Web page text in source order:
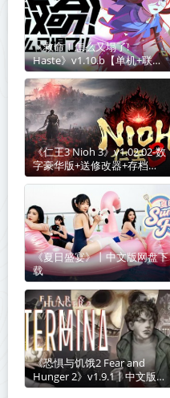
《救命！怎么又塌了!
Haste》v1.10.b【单机+联
机】丨中文版网盘下载
《仁王3 Nioh 3》v1.02.02-数
字豪华版+送修改器+存档
【单机+联机】丨中文版网盘
《夏日盛宴》丨中文版网盘下
载
《恐惧与饥饿2 Fear and
Hunger 2》v1.9.1丨中文版网
盘下载